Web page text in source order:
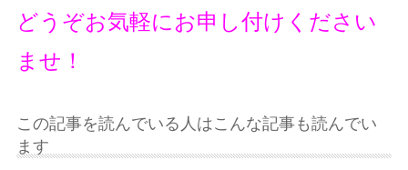
どうぞお気軽にお申し付けください
ませ！
この記事を読んでいる人はこんな記事も読んでい
ます